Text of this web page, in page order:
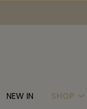
NEW IN SHOP